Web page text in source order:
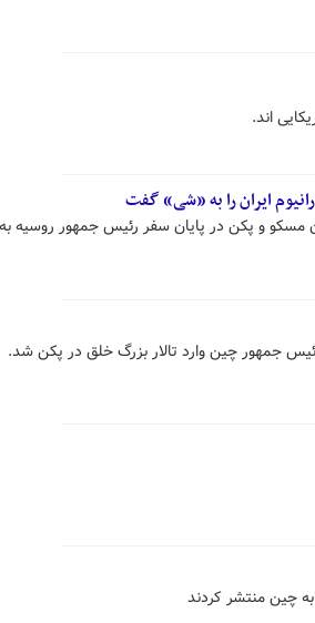
اند.
ایران را به «شی» گفت
مسکو و پکن در پایان سفر رئیس جمهور روسیه
جمهور چین وارد تالار بزرگ خلق در پکن شد.
به چین منتشر کردند